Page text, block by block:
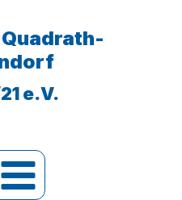
Quadrath-
e.V.